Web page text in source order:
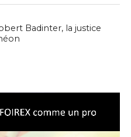
Badinter, la justice